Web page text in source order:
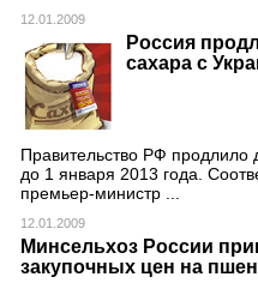
12.01.2009
Россия
сахара с
Правительство РФ продлило
до 1 января 2013 года.
премьер-министр ...
12.01.2009
Минсельхоз России
закупочных цен на